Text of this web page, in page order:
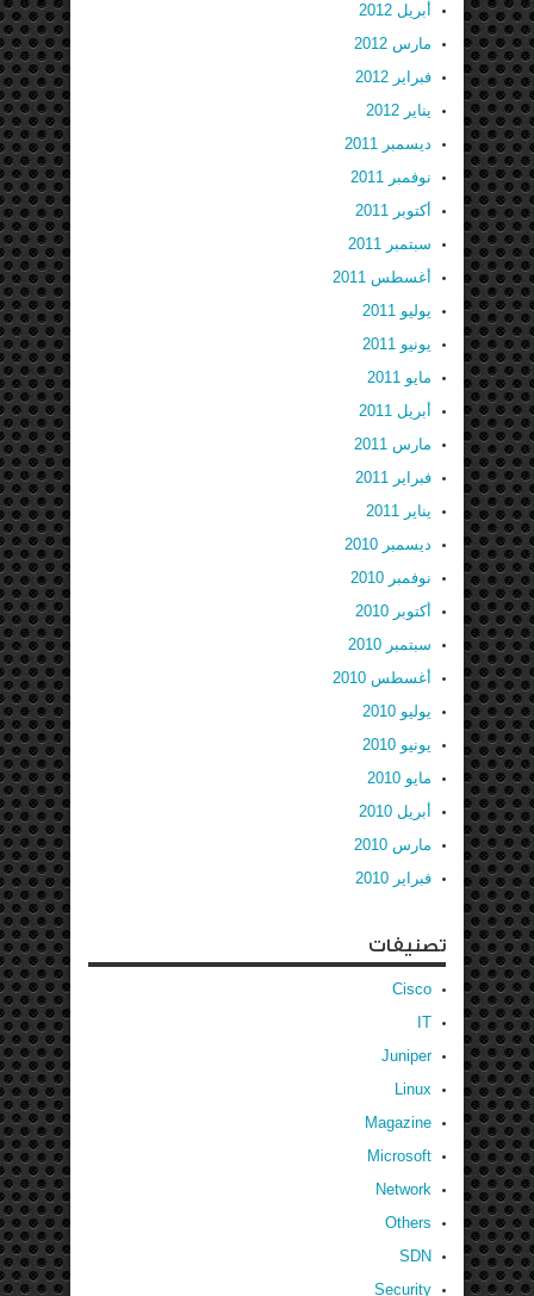
أبريل 2012
مارس 2012
فبراير 2012
يناير 2012
ديسمبر 2011
نوفمبر 2011
أكتوبر 2011
سبتمبر 2011
أغسطس 2011
يوليو 2011
يونيو 2011
مايو 2011
أبريل 2011
مارس 2011
فبراير 2011
يناير 2011
ديسمبر 2010
نوفمبر 2010
أكتوبر 2010
سبتمبر 2010
أغسطس 2010
يوليو 2010
يونيو 2010
مايو 2010
أبريل 2010
مارس 2010
فبراير 2010
تصنيفات
Cisco
IT
Juniper
Linux
Magazine
Microsoft
Network
Others
SDN
Security